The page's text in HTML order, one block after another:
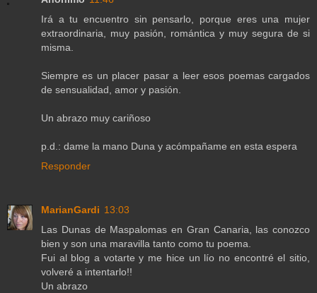
Irá a tu encuentro sin pensarlo, porque eres una mujer
extraordinaria, muy pasión, romántica y muy segura de si
misma.
Siempre es un placer pasar a leer esos poemas cargados
de sensualidad, amor y pasión.
Un abrazo muy cariñoso
p.d.: dame la mano Duna y acómpañame en esta espera
Responder
MarianGardi 13:03
Las Dunas de Maspalomas en Gran Canaria, las conozco
bien y son una maravilla tanto como tu poema.
Fui al blog a votarte y me hice un lío no encontré el sitio,
volveré a intentarlo!!
Un abrazo